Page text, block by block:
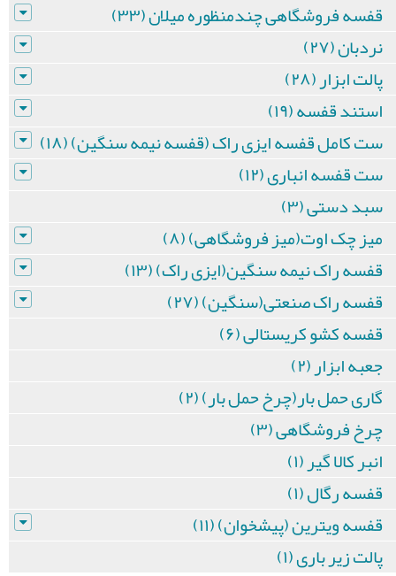
قفسه فروشگاهی چندمنظوره میلان (۳۳)
نردبان (۲۷)
پالت ابزار (۲۸)
استند قفسه (۱۹)
ست کامل قفسه ایزی راک (قفسه نیمه سنگین) (۱۸)
ست قفسه انباری (۱۲)
سبد دستی (۳)
میز چک اوت(میز فروشگاهی) (۸)
قفسه راک نیمه سنگین(ایزی راک) (۱۳)
قفسه راک صنعتی(سنگین) (۲۷)
قفسه کشو کریستالی (۶)
جعبه ابزار (۲)
گاری حمل بار(چرخ حمل بار) (۲)
چرخ فروشگاهی (۳)
انبر کالا گیر (۱)
قفسه رگال (۱)
قفسه ویترین (پیشخوان) (۱۱)
پالت زیر باری (۱)